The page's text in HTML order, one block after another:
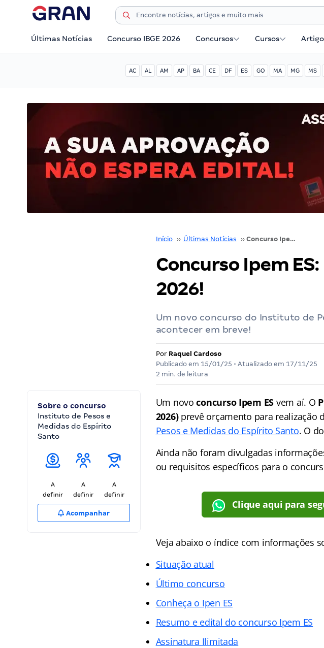
Últimas Notícias Concurso IBGE 2026 Concursos Cursos
AC AL AM AP BA CE DF ES GO MA MG MS
Início ›› Últimas Notícias ›› Concurso Ipem ES: PLOA prevê edital em 2026!
Concurso Ipem
2026!
Um novo concurso do Instituto de
acontecer em breve!
Por Raquel Cardoso
Publicado em 15/01/25 • Atualizado em 17/11/25
2 min. de leitura
Sobre o concurso
Instituto de Pesos e
Medidas do Espírito
Santo
A
definir
A
definir
A
definir
Acompanhar
Um novoconcurso Ipem ES vem aí. O
2026)prevê orçamento para realização
Pesos e Medidas do Espírito Santo. O
Ainda não foram divulgadas
ou requisitos específicos para o
Clique aqui para
Veja abaixo o índice com informações
Situação atual
Último concurso
Conheça o Ipen ES
Resumo e edital do concurso Ipem ES
Assinatura Ilimitada